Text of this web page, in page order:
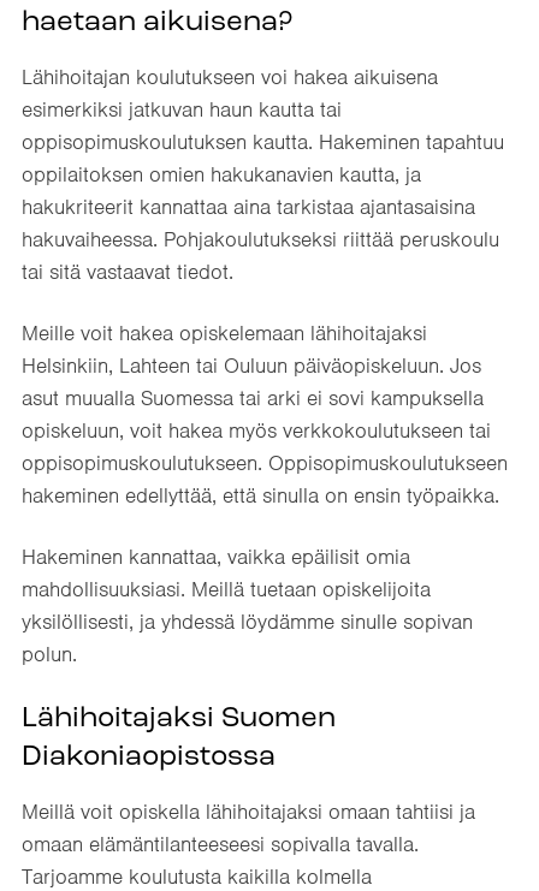
haetaan aikuisena?
Lähihoitajan koulutukseen voi hakea aikuisena
esimerkiksi jatkuvan haun kautta tai
oppisopimuskoulutuksen kautta. Hakeminen tapahtuu
oppilaitoksen omien hakukanavien kautta, ja
hakukriteerit kannattaa aina tarkistaa ajantasaisina
hakuvaiheessa. Pohjakoulutukseksi riittää peruskoulu
tai sitä vastaavat tiedot.
Meille voit hakea opiskelemaan lähihoitajaksi
Helsinkiin, Lahteen tai Ouluun päiväopiskeluun. Jos
asut muualla Suomessa tai arki ei sovi kampuksella
opiskeluun, voit hakea myös verkkokoulutukseen tai
oppisopimuskoulutukseen. Oppisopimuskoulutukseen
hakeminen edellyttää, että sinulla on ensin työpaikka.
Hakeminen kannattaa, vaikka epäilisit omia
mahdollisuuksiasi. Meillä tuetaan opiskelijoita
yksilöllisesti, ja yhdessä löydämme sinulle sopivan
polun.
Lähihoitajaksi Suomen
Diakoniaopistossa
Meillä voit opiskella lähihoitajaksi omaan tahtiisi ja
omaan elämäntilanteeseesi sopivalla tavalla.
Tarjoamme koulutusta kaikilla kolmella